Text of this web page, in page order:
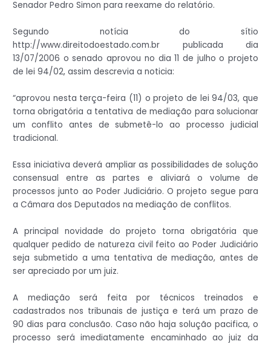
Senador Pedro Simon para reexame do relatório.
Segundo notícia do sítio
http://www.direitodoestado.com.br publicada dia
13/07/2006 o senado aprovou no dia 11 de julho o projeto
de lei 94/02, assim descrevia a noticia:
“aprovou nesta terça-feira (11) o projeto de lei 94/03, que
torna obrigatória a tentativa de mediação para solucionar
um conflito antes de submetê-lo ao processo judicial
tradicional.
Essa iniciativa deverá ampliar as possibilidades de solução
consensual entre as partes e aliviará o volume de
processos junto ao Poder Judiciário. O projeto segue para
a Câmara dos Deputados na mediação de conflitos.
A principal novidade do projeto torna obrigatória que
qualquer pedido de natureza civil feito ao Poder Judiciário
seja submetido a uma tentativa de mediação, antes de
ser apreciado por um juiz.
A mediação será feita por técnicos treinados e
cadastrados nos tribunais de justiça e terá um prazo de
90 dias para conclusão. Caso não haja solução pacifica, o
processo será imediatamente encaminhado ao juiz da